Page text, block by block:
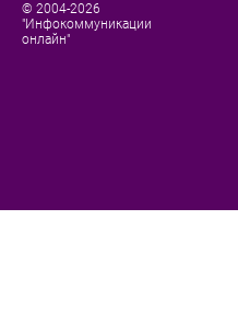
© 2004-2026
"Инфокоммуникации
онлайн"